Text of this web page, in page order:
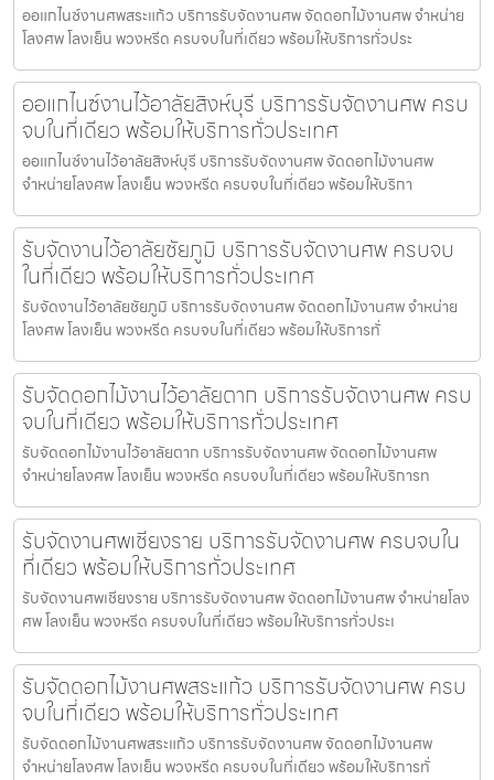
ออแกไนซ์งานศพสระแก้ว บริการรับจัดงานศพ จัดดอกไม้งานศพ จำหน่าย
โลงศพ โลงเย็น พวงหรีด ครบจบในที่เดียว พร้อมให้บริการทั่วประ
ออแกไนซ์งานไว้อาลัยสิงห์บุรี บริการรับจัดงานศพ ครบ
จบในที่เดียว พร้อมให้บริการทั่วประเทศ
ออแกไนซ์งานไว้อาลัยสิงห์บุรี บริการรับจัดงานศพ จัดดอกไม้งานศพ
จำหน่ายโลงศพ โลงเย็น พวงหรีด ครบจบในที่เดียว พร้อมให้บริกา
รับจัดงานไว้อาลัยชัยภูมิ บริการรับจัดงานศพ ครบจบ
ในที่เดียว พร้อมให้บริการทั่วประเทศ
รับจัดงานไว้อาลัยชัยภูมิ บริการรับจัดงานศพ จัดดอกไม้งานศพ จำหน่าย
โลงศพ โลงเย็น พวงหรีด ครบจบในที่เดียว พร้อมให้บริการทั่
รับจัดดอกไม้งานไว้อาลัยตาก บริการรับจัดงานศพ ครบ
จบในที่เดียว พร้อมให้บริการทั่วประเทศ
รับจัดดอกไม้งานไว้อาลัยตาก บริการรับจัดงานศพ จัดดอกไม้งานศพ
จำหน่ายโลงศพ โลงเย็น พวงหรีด ครบจบในที่เดียว พร้อมให้บริการท
รับจัดงานศพเชียงราย บริการรับจัดงานศพ ครบจบใน
ที่เดียว พร้อมให้บริการทั่วประเทศ
รับจัดงานศพเชียงราย บริการรับจัดงานศพ จัดดอกไม้งานศพ จำหน่ายโลง
ศพ โลงเย็น พวงหรีด ครบจบในที่เดียว พร้อมให้บริการทั่วประเ
รับจัดดอกไม้งานศพสระแก้ว บริการรับจัดงานศพ ครบ
จบในที่เดียว พร้อมให้บริการทั่วประเทศ
รับจัดดอกไม้งานศพสระแก้ว บริการรับจัดงานศพ จัดดอกไม้งานศพ
จำหน่ายโลงศพ โลงเย็น พวงหรีด ครบจบในที่เดียว พร้อมให้บริการทั่